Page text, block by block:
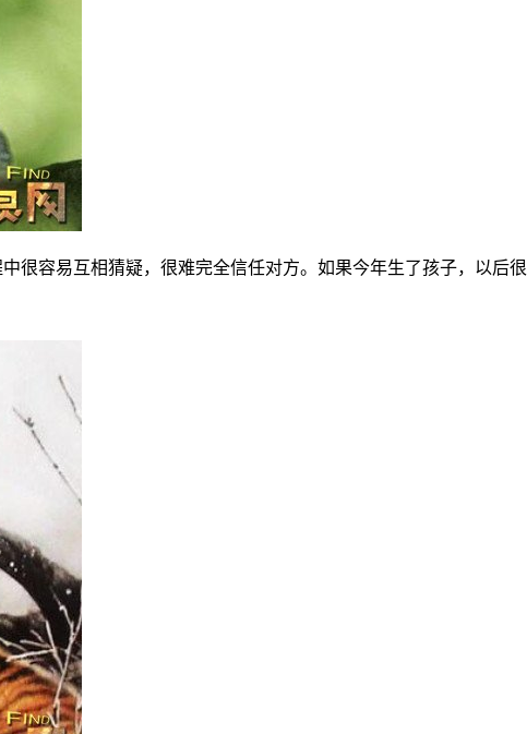
很容易互相猜疑，很难完全信任对方。如果今年生了孩子，以后